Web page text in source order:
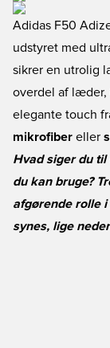
Adidas F50
udstyret med
sikrer en utrolig
overdel af læder,
elegante touch
mikrofiber eller
Hvad siger du til
du kan bruge?
afgørende rolle i
synes, lige